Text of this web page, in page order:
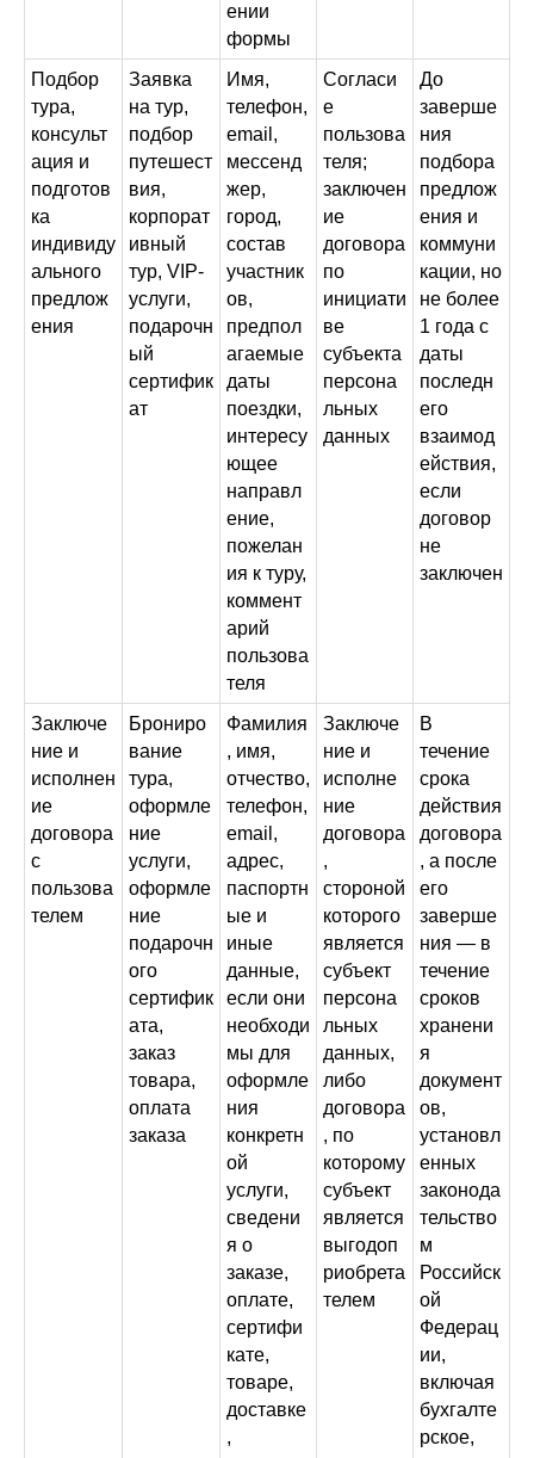
ении
формы
Подбор
тура,
консульт
ация и
подготов
ка
индивиду
ального
предлож
ения
Заявка
на тур,
подбор
путешест
вия,
корпорат
ивный
тур, VIP-
услуги,
подарочн
ый
сертифик
ат
Имя,
телефон,
email,
мессенд
жер,
город,
состав
участник
ов,
предпол
агаемые
даты
поездки,
интересу
ющее
направл
ение,
пожелан
ия к туру,
коммент
арий
пользова
теля
Согласи
е
пользова
теля;
заключен
ие
договора
по
инициати
ве
субъекта
персона
льных
данных
До
заверше
ния
подбора
предлож
ения и
коммуни
кации, но
не более
1 года с
даты
последн
его
взаимод
ействия,
если
договор
не
заключен
Заключе
ние и
исполнен
ие
договора
с
пользова
телем
Брониро
вание
тура,
оформле
ние
услуги,
оформле
ние
подарочн
ого
сертифик
ата,
заказ
товара,
оплата
заказа
Фамилия
, имя,
отчество,
телефон,
email,
адрес,
паспортн
ые и
иные
данные,
если они
необходи
мы для
оформле
ния
конкретн
ой
услуги,
сведени
я о
заказе,
оплате,
сертифи
кате,
товаре,
доставке
,
Заключе
ние и
исполне
ние
договора
,
стороной
которого
является
субъект
персона
льных
данных,
либо
договора
, по
которому
субъект
является
выгодоп
риобрета
телем
В
течение
срока
действия
договора
, а после
его
заверше
ния — в
течение
сроков
хранени
я
документ
ов,
установл
енных
законода
тельство
м
Российск
ой
Федерац
ии,
включая
бухгалте
рское,